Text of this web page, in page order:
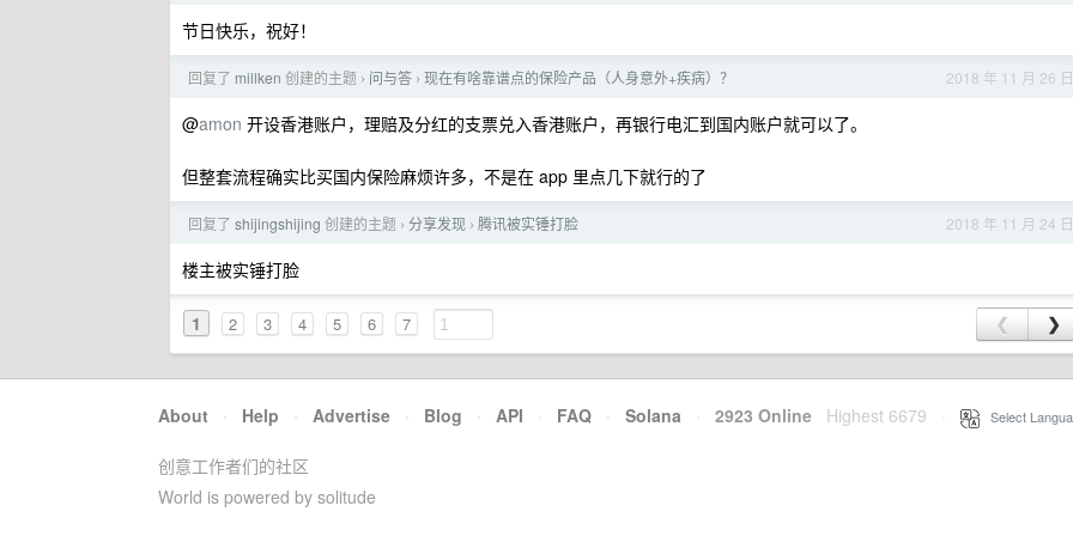
节日快乐，祝好！
2018 年 11 月 26 日
回复了 millken 创建的主题 › 问与答 › 现在有啥靠谱点的保险产品（人身意外+疾病）？
@amon 开设香港账户，理赔及分红的支票兑入香港账户，再银行电汇到国内账户就可以了。
但整套流程确实比买国内保险麻烦许多，不是在 app 里点几下就行的了
2018 年 11 月 24 日
回复了 shijingshijing 创建的主题 › 分享发现 › 腾讯被实锤打脸
楼主被实锤打脸
1 2 3 4 5 6 7 ❮ ❯
About · Help · Advertise · Blog · API · FAQ · Solana · 2923 Online Highest 6679 Select
创意工作者们的社区
World is powered by solitude